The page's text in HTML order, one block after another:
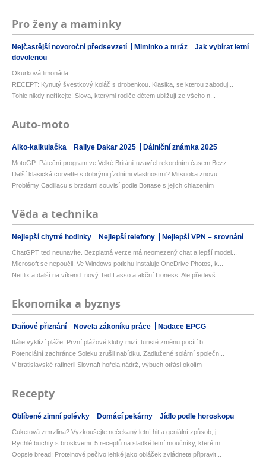
Pro ženy a maminky
Nejčastější novoroční předsevzetí Miminko a mráz
Jak vybírat letní
dovolenou
Okurková limonáda
RECEPT: Kynutý švestkový koláč s drobenkou. Klasika, se kterou zaboduj...
Tohle nikdy neříkejte! Slova, kterými rodiče dětem ubližují ze všeho n...
Auto-moto
Alko-kalkulačka Rallye Dakar 2025 Dálniční známka 2025
MotoGP: Páteční program ve Velké Británii uzavřel rekordním časem Bezz...
Další klasická corvette s dobrými jízdními vlastnostmi? Mitsuoka znovu...
Problémy Cadillacu s brzdami souvisí podle Bottase s jejich chlazením
Věda a technika
Nejlepší chytré hodinky Nejlepší telefony Nejlepší VPN – srovnání
ChatGPT teď neunavíte. Bezplatná verze má neomezený chat a lepší model...
Microsoft se nepoučil. Ve Windows potichu instaluje OneDrive Photos, k...
Netflix a další na víkend: nový Ted Lasso a akční Lioness. Ale předevš...
Ekonomika a byznys
Daňové přiznání Novela zákoníku práce Nadace EPCG
Itálie vyklízí pláže. První plážové kluby mizí, turisté změnu pocítí b...
Potenciální zachránce Soleku zrušil nabídku. Zadlužené solární společn...
V bratislavské rafinerii Slovnaft hořela nádrž, výbuch otřásl okolím
Recepty
Oblíbené zimní polévky Domácí pekárny Jídlo podle horoskopu
Cuketová zmrzlina? Vyzkoušejte nečekaný letní hit a geniální způsob, j...
Rychlé buchty s broskvemi: 5 receptů na sladké letní moučníky, které m...
Oopsie bread: Proteinové pečivo lehké jako obláček zvládnete připravit...